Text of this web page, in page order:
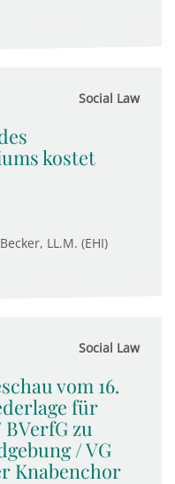
Social Law
kostet
LL.M. (EHI)
Social Law
vom 16.
für
zu
/ VG
Kna­ben­chor